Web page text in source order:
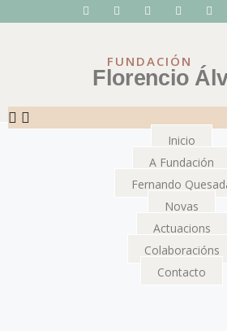
FUNDACIÓN
Florencio
Inicio
A Fundación
Fernando
Novas
Actuacions
Colaboracións
Contacto